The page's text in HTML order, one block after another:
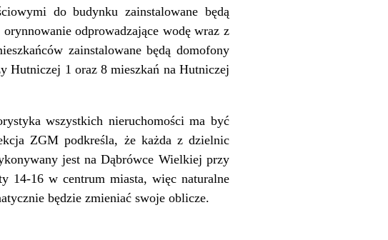
do budynku zainstalowane będą
odprowadzające wodę wraz z
zainstalowane będą domofony
Hutniczej 1 oraz 8 mieszkań na Hutniczej
wszystkich nieruchomości ma być
ZGM podkreśla, że każda z dzielnic
jest na Dąbrówce Wielkiej przy
14-16 w centrum miasta, więc naturalne
będzie zmieniać swoje oblicze.